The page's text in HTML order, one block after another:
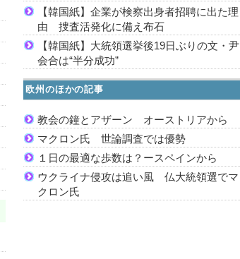
【韓国紙】企業が検察出身者招聘に出た理
由 捜査活発化に備え布石
【韓国紙】大統領選挙後19日ぶりの文・尹
会合は“半分成功”
欧州のほかの記事
教会の鐘とアザーン オーストリアから
マクロン氏 世論調査では優勢
１日の最適な歩数は？ースペインから
ウクライナ侵攻は追い風 仏大統領選でマ
クロン氏